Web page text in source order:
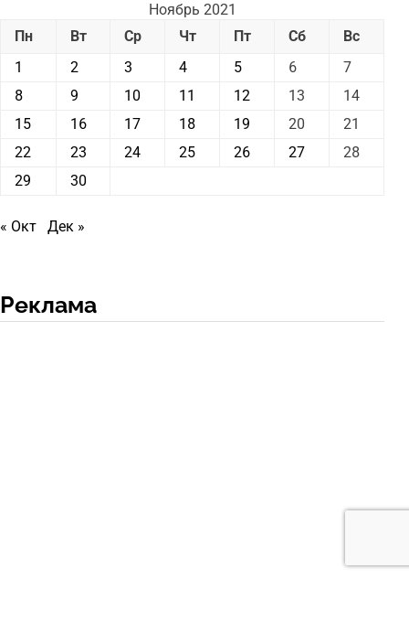
Ноябрь 2021
Пн
Вт Ср Чт Пт Сб
Вс
1
2 3 4 5 6
7
8
9 10 11 12 13
14
15
16 17 18 19 20
21
22
23 24 25 26 27
28
29
30
« Окт Дек »
Реклама